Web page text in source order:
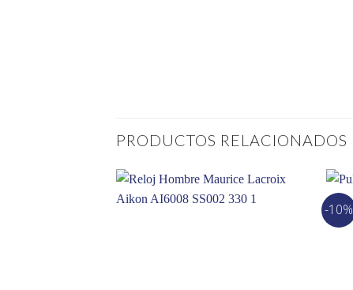
PRODUCTOS RELACIONADOS
-10%